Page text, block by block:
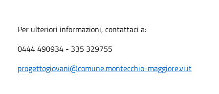
Per ulteriori informazioni, contattaci a:
0444 490934 - 335 329755
progettogiovani@comune.montecchio-maggiore.vi.it